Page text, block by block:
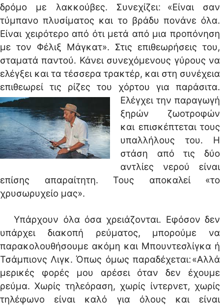
δρόμο με λακκούβες. Συνεχίζει׃ «Είναι σαν
τύμπανο πλυσίματος και το βράδυ πονάνε όλα.
Είναι χειρότερο από ότι μετά από μια προπόνηση
με τον Φέλιξ Μάγκατ». Στις επιθεωρήσεις του,
σταματά παντού. Κάνει συνεχόμενους γύρους να
ελέγξει και τα τέσσερα τρακτέρ, και στη συνέχεια
επιθεωρεί τις ρίζες του χόρτου για παράσιτα.
Ελέγχει την παραγωγή
ξηρών ζωοτροφών
και επισκέπτεται τους
υπαλλήλους του. Η
στάση από τις δύο
αντλίες νερού είναι
επίσης απαραίτητη. Τους αποκαλεί «το
χρυσωρυχείο μας».
Υπάρχουν όλα όσα χρειάζονται. Εφόσον δεν
υπάρχει διακοπή ρεύματος, μπορούμε να
παρακολουθήσουμε ακόμη και Μπουντεσλίγκα ή
Τσάμπιονς Λιγκ. Όπως όμως παραδέχεται׃ «Αλλά
μερικές φορές μου αρέσει όταν δεν έχουμε
ρεύμα. Χωρίς τηλεόραση, χωρίς ίντερνετ, χωρίς
τηλέφωνο είναι καλό για όλους και είναι